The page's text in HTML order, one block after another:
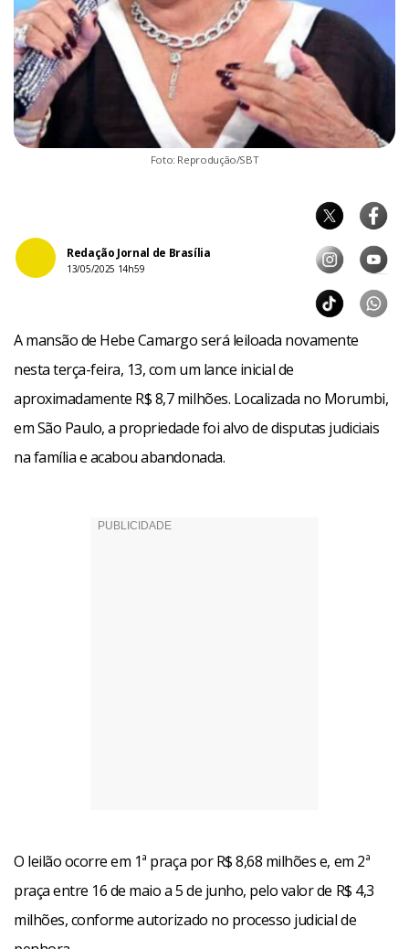
Foto: Reprodução/SBT
Redação Jornal de Brasília
13/05/2025 14h59
A mansão de Hebe Camargo será leiloada novamente
nesta terça-feira, 13, com um lance inicial de
aproximadamente R$ 8,7 milhões. Localizada no Morumbi,
em São Paulo, a propriedade foi alvo de disputas judiciais
na família e acabou abandonada.
O leilão ocorre em 1ª praça por R$ 8,68 milhões e, em 2ª
praça entre 16 de maio a 5 de junho, pelo valor de R$ 4,3
milhões, conforme autorizado no processo judicial de